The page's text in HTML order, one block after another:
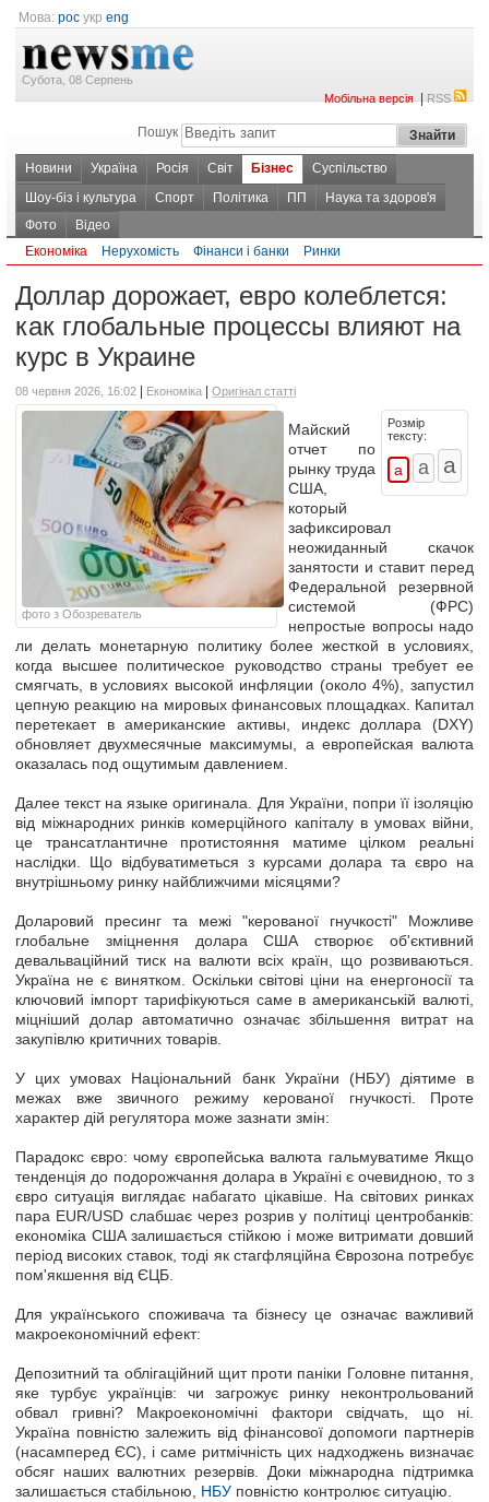
Мова: рос укр eng
Субота, 08 Серпень
Мобільна версія|RSS
Пошук
Новини Україна Росія Світ Бізнес
Суспільство
Шоу-біз і культура
Спорт Політика ПП
Наука та здоров'я
Фото
Відео
Економіка
Нерухомість Фінанси і банки Ринки
Доллар дорожает, евро колеблется:
как глобальные процессы влияют на
курс в Украине
08 червня 2026, 16:02 Економіка Оригінал статті
фото з Обозреватель
Розмір
тексту:
Майский
отчет по
рынку труда
США,
который
зафиксировал
неожиданный скачок
занятости и ставит перед
Федеральной резервной
системой (ФРС)
непростые вопросы надо
ли делать монетарную политику более жесткой в условиях,
когда высшее политическое руководство страны требует ее
смягчать, в условиях высокой инфляции (около 4%), запустил
цепную реакцию на мировых финансовых площадках. Капитал
перетекает в американские активы, индекс доллара (DXY)
обновляет двухмесячные максимумы, а европейская валюта
оказалась под ощутимым давлением.
Далее текст на языке оригинала. Для України, попри її ізоляцію
від міжнародних ринків комерційного капіталу в умовах війни,
це трансатлантичне протистояння матиме цілком реальні
наслідки. Що відбуватиметься з курсами долара та євро на
внутрішньому ринку найближчими місяцями?
Доларовий пресинг та межі "керованої гнучкості" Можливе
глобальне зміцнення долара США створює об'єктивний
девальваційний тиск на валюти всіх країн, що розвиваються.
Україна не є винятком. Оскільки світові ціни на енергоносії та
ключовий імпорт тарифікуються саме в американській валюті,
міцніший долар автоматично означає збільшення витрат на
закупівлю критичних товарів.
У цих умовах Національний банк України (НБУ) діятиме в
межах вже звичного режиму керованої гнучкості. Проте
характер дій регулятора може зазнати змін:
Парадокс євро: чому європейська валюта гальмуватимеЯкщо
тенденція до подорожчання долара в Україні є очевидною, то з
євро ситуація виглядає набагато цікавіше. На світових ринках
пара EUR/USD слабшає через розрив у політиці центробанків:
економіка США залишається стійкою і може витримати довший
період високих ставок, тоді як стагфляційна Єврозона потребує
пом'якшення від ЄЦБ.
Для українського споживача та бізнесу це означає важливий
макроекономічний ефект:
Депозитний та облігаційний щит проти паніки Головне питання,
яке турбує українців: чи загрожує ринку неконтрольований
обвал гривні? Макроекономічні фактори свідчать, що ні.
Україна повністю залежить від фінансової допомоги партнерів
(насамперед ЄС), і саме ритмічність цих надходжень визначає
обсяг наших валютних резервів. Доки міжнародна підтримка
залишається стабільною, НБУ повністю контролює ситуацію.